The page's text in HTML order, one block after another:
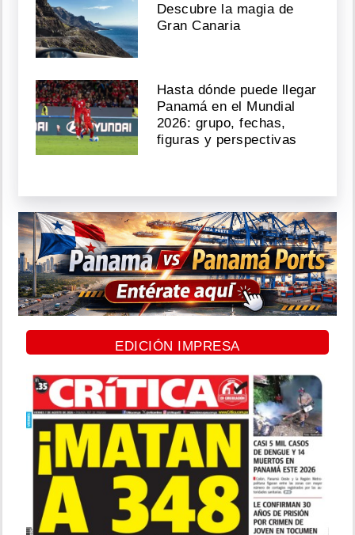
Descubre la magia de
Gran Canaria
Hasta dónde puede llegar
Panamá en el Mundial
2026: grupo, fechas,
figuras y perspectivas
EDICIÓN IMPRESA